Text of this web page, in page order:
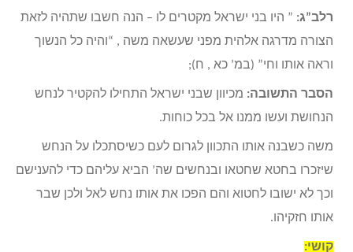
רלב”ג: ” היו בני ישראל מקטרים לו – הנה חשבו שתהיה לזאת
הצורה מדרגה אלהית מפני שעשאה משה , “והיה כל הנשוך
וראה אותו וחי” (במ’ כא , ח);
הסבר התשובה: מכיוון שבני ישראל התחילו להקטיר לנחש
הנחושת ועשו ממנו אל בכל כוחות.
משה כשבנה אותו התכוון לגרום לעם כשיסתכלו על הנחש
שיזכרו בחטא שחטאו ובנחשים שה’ הביא עליהם כדי להענישם
וכך לא ישובו לחטוא והם הפכו את אותו נחש לאל ולכן שבר
אותו חזקיהו.
קושי: